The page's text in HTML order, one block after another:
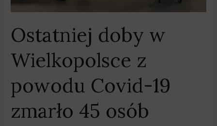
Ostatniej doby w
Wielkopolsce z
powodu Covid-19
zmarło 45 osób